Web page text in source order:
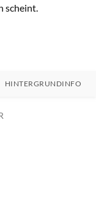
scheint.
HINTERGRUNDINFOS